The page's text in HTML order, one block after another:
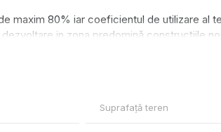
maxim 80% iar coeficientul de utilizare al
in zona predomină construcțiile
Utilitățile (apa, curent electric, gaz)
Suprafață teren